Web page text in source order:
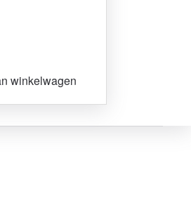
winkelwagen